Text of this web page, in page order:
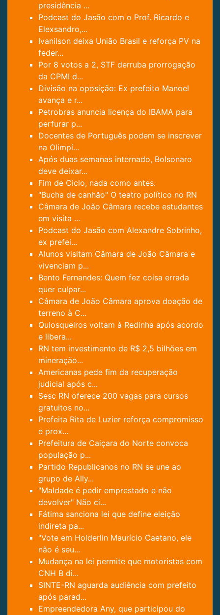
presidência ...
Podcast do Jasão com o Prof. Ricardo e
Elexsandro,...
Ivanilson deixa União Brasil e reforça PV na
feder...
Por 8 votos a 2, STF derruba prorrogação
da CPMI d...
Divisão na oposição: Ex prefeito Manoel
avança e r...
Petrobras anuncia licença do IBAMA para
perfurar p...
Docentes de Português podem se inscrever
na Olimpí...
Após duas semanas internado, Bolsonaro
deve deixar...
Fim de Ciclo, nada como antes.
"Bucha de canhão" O teatro político no RN
Câmara de João Câmara recebe estudantes
em visita ...
Podcast do Jasão com Alexandre Sobrinho,
ex prefei...
Alunos visitam Câmara de João Câmara e
vivenciam p...
Bento Fernandes: Quem fez coisa errada
quer culpar...
Câmara de João Câmara aprova doação de
terreno à C...
Quiosqueiros voltam à Redinha após acordo
e libera...
RN tem investimento de R$ 2,5 bilhões em
mineração...
Americanas pede fim da recuperação
judicial após c...
Sesc RN oferece 200 vagas para cursos
gratuitos no...
Prefeita Rita de Luzier reforça compromisso
e prox...
Prefeitura de Caiçara do Norte convoca
população p...
Partido Republicanos no RN se une ao
grupo de Ally...
"Maldade é pedir emprestado e não
devolver" Não ci...
Fátima sanciona lei que define eleição
indireta pa...
"Vote em Holderlin Maurício Caetano, ele
não é seu...
Mudança na lei permite que motoristas com
CNH B di...
SINTE-RN aguarda audiência com prefeito
após parad...
Empreendedora Any, que participou do